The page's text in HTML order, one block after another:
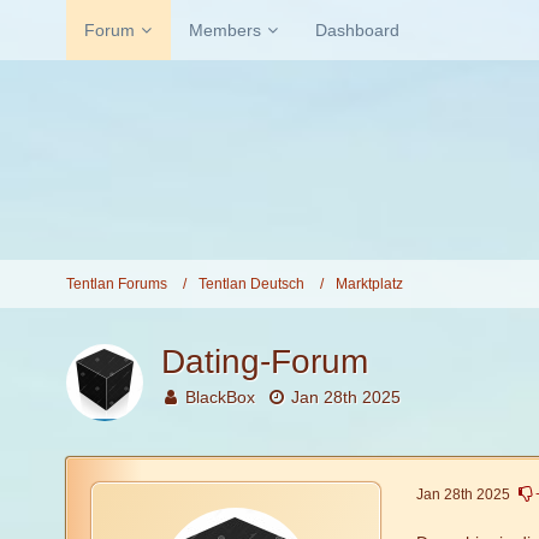
Forum Members Dashboard
Tentlan Forums Tentlan Deutsch Marktplatz
Dating-Forum
BlackBox Jan 28th 2025
Jan 28th 2025